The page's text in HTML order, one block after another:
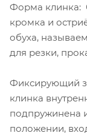
Форма клинка:
кромка и
обуха,
для резки,
Фиксирующий
клинка
подпружинена
положении,